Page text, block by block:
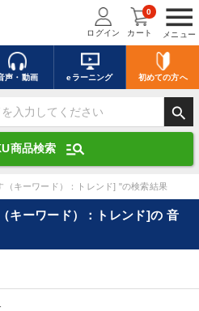
menu
メニュー
ログイン カート
0
声・動画 eラーニング 初めての方へ
search
商品検索 manage_search
す
果に表示する
の条件で検索
1315タイトル）からお探しいただけ
（キーワード）：トレンド] "の検索結果
キーワード）：トレンド]の 音